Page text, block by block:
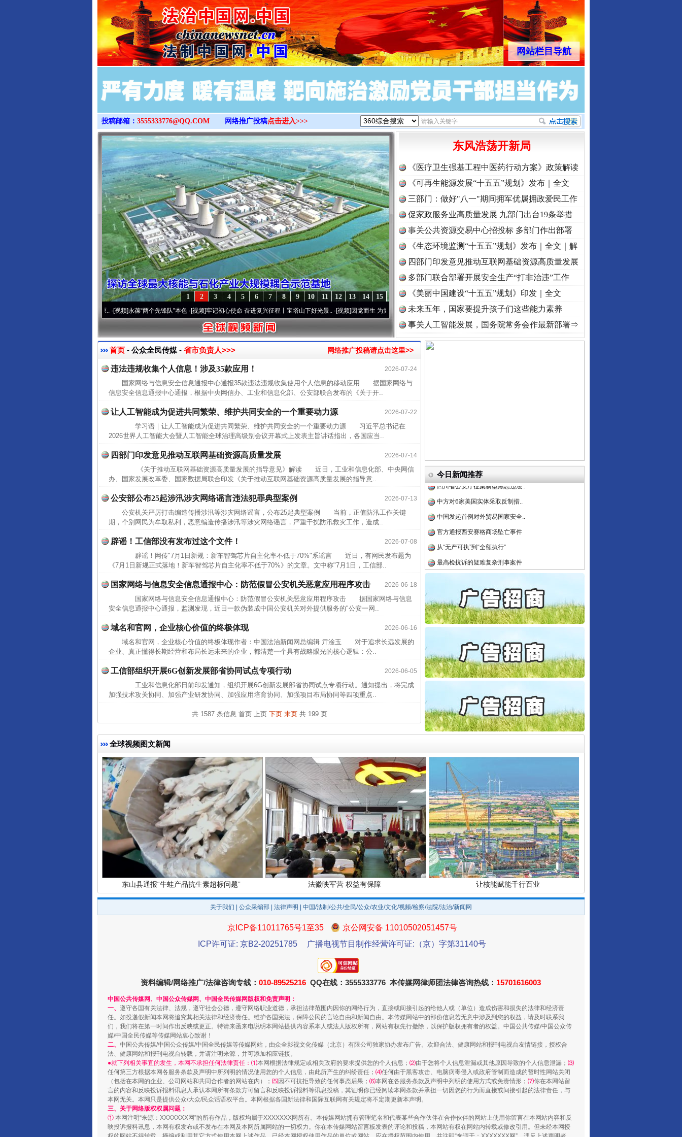
>
网站栏目导航
投稿邮箱： 3555333776@QQ.COM 网络推广投稿点击进入>>>
15
14
13
12
11
10
9
8
7
6
5
4
3
2
1
·[视频]永葆“两个先锋队”本色·[视频]牢记初心使命 奋进复兴征程丨宝塔山下好光景..·[视频]因党而生 为党而战——百年“纪”事⑧加强纪律..·[视频]牢记初心使命 奋进复兴征程丨“转折之城”激荡..
东风浩荡开新局
《医疗卫生强基工程中医药行动方案》政策解读
《可再生能源发展“十五五”规划》发布｜全文
三部门：做好"八一"期间拥军优属拥政爱民工作
促家政服务业高质量发展 九部门出台19条举措
事关公共资源交易中心招投标 多部门作出部署
《生态环境监测“十五五”规划》发布｜全文｜解
读
四部门印发意见推动互联网基础资源高质量发展
多部门联合部署开展安全生产“打非治违”工作
《美丽中国建设“十五五”规划》印发｜全文
未来五年，国家要提升孩子们这些能力素养
事关人工智能发展，国务院常务会作最新部署⇒
首页 - 公众全民传媒 - 省市负责人>>> 网络推广投稿请点击这里>>
2026-07-24
违法违规收集个人信息！涉及35款应用！
国家网络与信息安全信息通报中心通报35款违法违规收集使用个人信息的移动应用 据国家网络与
信息安全信息通报中心通报，根据中央网信办、工业和信息化部、公安部联合发布的《关于开..
2026-07-22
让人工智能成为促进共同繁荣、维护共同安全的一个重要动力源
学习语｜让人工智能成为促进共同繁荣、维护共同安全的一个重要动力源 习近平总书记在
2026世界人工智能大会暨人工智能全球治理高级别会议开幕式上发表主旨讲话指出，各国应当..
2026-07-14
四部门印发意见推动互联网基础资源高质量发展
《关于推动互联网基础资源高质量发展的指导意见》解读 近日，工业和信息化部、中央网信
办、国家发展改革委、国家数据局联合印发《关于推动互联网基础资源高质量发展的指导意..
2026-07-13
公安部公布25起涉汛涉灾网络谣言违法犯罪典型案例
公安机关严厉打击编造传播涉汛等涉灾网络谣言，公布25起典型案例 当前，正值防汛工作关键
期，个别网民为牟取私利，恶意编造传播涉汛等涉灾网络谣言，严重干扰防汛救灾工作，造成..
2026-07-08
辟谣！工信部没有发布过这个文件！
辟谣！网传"7月1日新规：新车智驾芯片自主化率不低于70%"系谣言 近日，有网民发布题为
《7月1日新规正式落地！新车智驾芯片自主化率不低于70%》的文章。文中称"7月1日，工信部..
2026-06-18
国家网络与信息安全信息通报中心：防范假冒公安机关恶意应用程序攻击
国家网络与信息安全信息通报中心：防范假冒公安机关恶意应用程序攻击 据国家网络与信息
安全信息通报中心通报，监测发现，近日一款伪装成中国公安机关对外提供服务的"公安一网..
2026-06-16
域名和官网，企业核心价值的终极体现
域名和官网，企业核心价值的终极体现作者：中国法治新闻网总编辑 亓淦玉 对于追求长远发展的
企业、真正懂得长期经营和布局长远未来的企业，都清楚一个具有战略眼光的核心逻辑：公..
2026-06-05
工信部组织开展6G创新发展部省协同试点专项行动
工业和信息化部日前印发通知，组织开展6G创新发展部省协同试点专项行动。通知提出，将完成
加强技术攻关协同、加强产业研发协同、加强应用培育协同、加强项目布局协同等四项重点..
共 1587 条信息 首页 上页 下页 末页共 199 页
今日新闻推荐
四川省公安厅征集新型黑恶违法..
中方对6家美国实体采取反制措..
中国发起首例对外贸易国家安全..
官方通报西安赛格商场坠亡事件
从“无产可执”到“全额执行”
最高检抗诉的疑难复杂刑事案件
事故致5死1伤，四川省安委会挂..
半生相守，一别两宽：这场老年..
一纸欠条伤亲情 巡回调解促和..
26万保费，离婚时为何要分走一..
传销头目出狱后办书院暴力管教..
四川省公安厅征集新型黑恶违法..
中国发起首例对外贸易国家安全..
官方通报西安赛格商场坠亡事件
从“无产可执”到“全额执行”
事故致5死1伤，四川省安委会挂..
全球视频图文新闻
完善运行机制助力责任有效落实
东山县通报“牛蛙产品抗生素超标问题” 法徽映军营 权益有保障 让核能赋能千行百业
千年窑火 生生不息 一批国家标准开始实施 从数据变化看反腐深化
关于我们 公众采编部 法律声明 | 中国/法制/公共/全民/公众/农业/文化/视频/检察/法院/法治/新闻网
京ICP备11011765号1至35
京公网安备 11010502051457号
ICP许可证: 京B2-20251785
广播电视节目制作经营许可证:（京）字第31140号
资料编辑/网络推广/法律咨询专线： 010-89525216 QQ在线：3555333776 本传媒网律师团法律咨询热线： 15701616003
中国公共传媒网、中国公众传媒网、中国全民传媒网版权和免责声明：
一、 遵守各国有关法律、法规，遵守社会公德，遵守网络职业道德，承担法律范围内因你的网络行为，直接或间接引起的给他人或（单位）造成伤害和损失的法律和经济责
任。如投递假新闻本网将追究其相关法律和经济责任。维护各国宪法，保障公民的言论自由和新闻自由。本传媒网站中的部份信息若无意中涉及到您的权益，请及时联系我
们，我们将在第一时间作出反映或更正。特请来函来电说明本网站提供内容系本人或法人版权所有，网站有权先行撤除，以保护版权拥有者的权益。中国公共传媒/中国公众传
媒/中国全民传媒等传媒网站衷心致谢！
二、 中国公共传媒/中国公众传媒/中国全民传媒等传媒网站，由众全影视文化传媒（北京）有限公司独家协办发布广告。欢迎合法、健康网站和报刊电视台友情链接，授权合
法、健康网站和报刊电视台转载，并请注明来源，并可添加相应链接。
●就下列相关事宜的发生，本网不承担任何法律责任：⑴本网根据法律规定或相关政府的要求提供您的个人信息； ⑵由于您将个人信息泄漏或其他原因导致的个人信息泄漏； ⑶
任何第三方根据本网各服务条款及声明中所列明的情况使用您的个人信息，由此所产生的纠纷责任； ⑷任何由于黑客攻击、电脑病毒侵入或政府管制而造成的暂时性网站关闭
（包括在本网的企业、公司网站和共同合作者的网站在内）； ⑸因不可抗拒导致的任何事态后果； ⑹本网在各服务条款及声明中列明的使用方式或免责情形； ⑺你在本网站留
言的内容和反映投诉报料讯息人承认本网所有条款方可留言和反映投诉报料等讯息投稿，其证明你已经阅读本网条款并承担一切因您的行为而直接或间接引起的法律责任，与
本网无关。本网只是提供公众/大众/民众话语权平台。本网根据各国新法律和国际互联网有关规定将不定期更新本声明。
三、关于网络版权权属问题：
① 本网注明“来源：XXXXXXX网”的所有作品，版权均属于XXXXXXX网所有。本传媒网站拥有管理笔名和代表某些合作伙伴在合作伙伴的网站上使用你留言在本网站内容和反
映投诉报料讯息，本网有权发布或不发布在本网及本网所属网站的一切权力。你在本传媒网站留言板发表的评论和投稿，本网站有权在网站内转载或修改引用。但未经本网授